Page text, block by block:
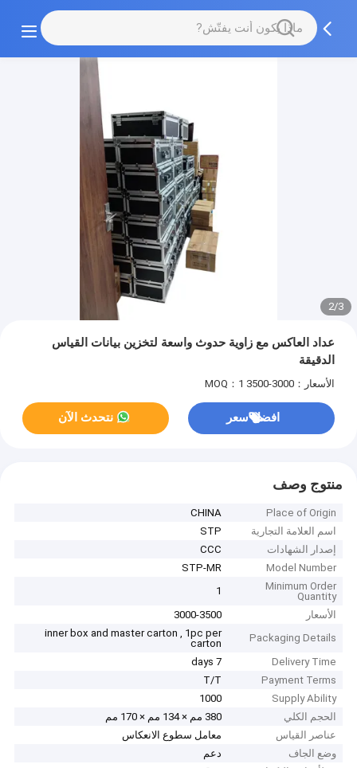
2/3
عداد العاكس مع زاوية حدوث واسعة لتخزين بيانات القياس
الدقيقة
الأسعار：3000-3500 MOQ：1
افضل سعر نتحدث الآن
منتوج وصف
Place of Origin
CHINA
اسم العلامة التجارية
STP
إصدار الشهادات
CCC
Model Number
STP-MR
Minimum Order
Quantity
1
الأسعار
3000-3500
Packaging Details
inner box and master carton , 1pc per
carton
Delivery Time
7 days
Payment Terms
T/T
Supply Ability
1000
الحجم الكلي
380 مم × 134 مم × 170 مم
عناصر القياس
معامل سطوع الانعكاس
وضع الجاف
دعم